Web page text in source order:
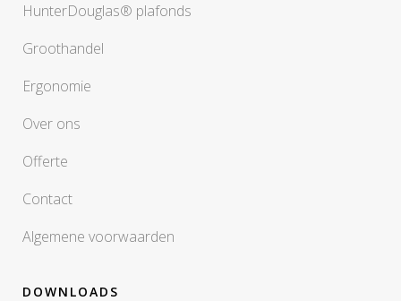
HunterDouglas® plafonds
Groothandel
Ergonomie
Over ons
Offerte
Contact
Algemene voorwaarden
DOWNLOADS